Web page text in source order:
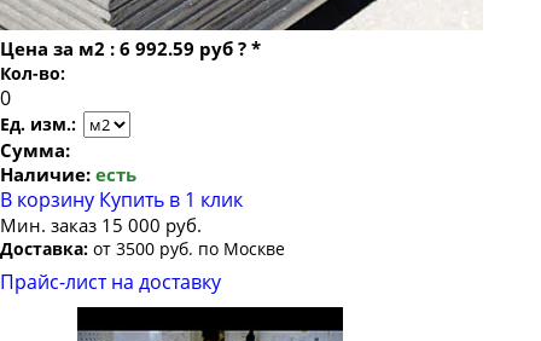
Лист г/к горячекатаный 8х1200х1500
Лист г/к горячекатаный 8х1500х3000
Лист г/к горячекатаный 9х1500х6000
Лист г/к горячекатаный 10х1500х3000
Лист г/к горячекатаный 10х1500х6000
Лист г/к горячекатаный 10х2000х2000
Лист г/к горячекатаный 10х2000х6000
Лист г/к горячекатаный 12х1500х3000
Цена за м2 : 6 992.59 руб ? *
Кол-во:
Ед. изм.:
Сумма:
Наличие: есть
В корзину Купить в 1 клик
Мин. заказ 15 000 руб.
Доставка: от 3500 руб. по Москве
Прайс-лист на доставку